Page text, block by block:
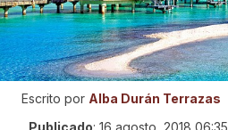
Escrito por Alba Durán Terrazas
Publicado: 16 agosto, 2018 06:35